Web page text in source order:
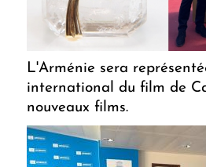
L'Arménie sera
international du film de
nouveaux films.